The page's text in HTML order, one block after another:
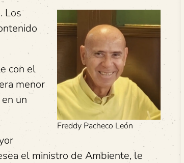
Freddy Pacheco León
Los
con el
menor
un
el ministro de Ambiente, le